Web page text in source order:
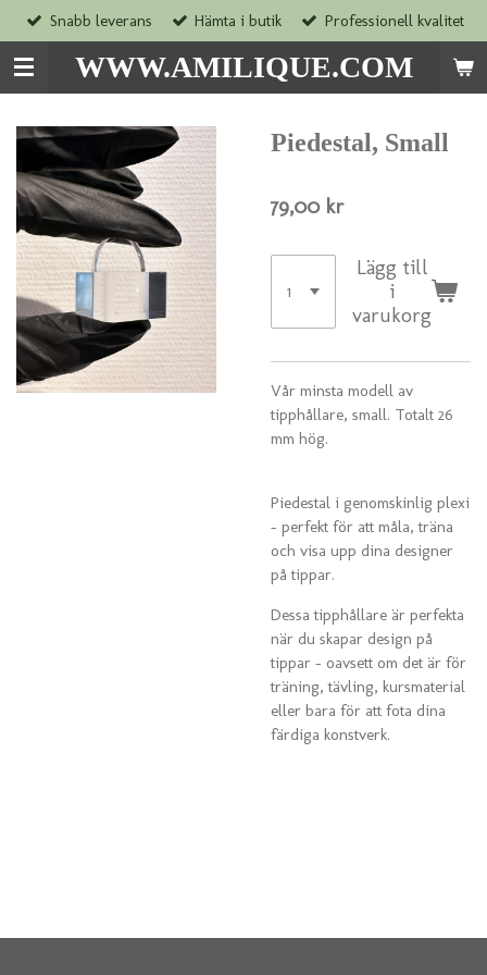
Hoppa
till
huvudinnehålletWWW.AMILIQUE.COM
Snabb leverans Hämta i butik Professionell kvalitet
Piedestal, Small
79,00 kr
Lägg till
i
varukorg
Vår minsta modell av
tipphållare, small. Totalt 26
mm hög.
Piedestal i genomskinlig plexi
– perfekt för att måla, träna
och visa upp dina designer
på tippar.
Dessa tipphållare är perfekta
när du skapar design på
tippar – oavsett om det är för
träning, tävling, kursmaterial
eller bara för att fota dina
färdiga konstverk.